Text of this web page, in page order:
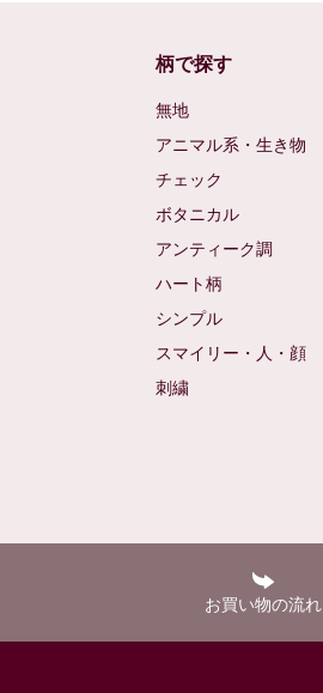
柄で探す
無地
アニマル系・生き物
チェック
ボタニカル
アンティーク調
ハート柄
シンプル
スマイリー・人・顔
刺繍
お買い物の流れ